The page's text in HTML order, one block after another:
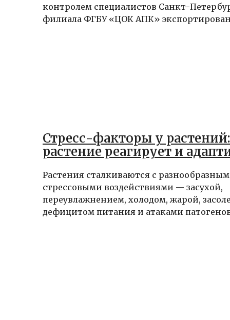
контролем специалистов Санкт-
филиала ФГБУ «ЦОК АПК»
Стресс-факторы у
растение реагирует и
Растения сталкиваются с
стрессовыми воздействиями — засухой,
переувлажнением, холодом, жарой,
дефицитом питания и атаками